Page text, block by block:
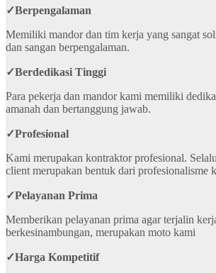
✓Berpengalaman
Memiliki mandor dan tim kerja yang sangat
dan sangan berpengalaman.
✓Berdedikasi Tinggi
Para pekerja dan mandor kami memiliki
amanah dan bertanggung jawab.
✓Profesional
Kami merupakan kontraktor profesional.
client merupakan bentuk dari profesionalisme
✓Pelayanan Prima
Memberikan pelayanan prima agar terjalin
berkesinambungan, merupakan moto kami
✓Harga Kompetitif